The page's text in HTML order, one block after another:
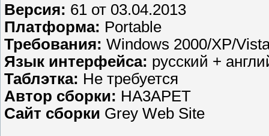
Версия: 61 от 03.04.2013
Платформа: Portable
Требования: Windows 2000/XP/
Язык интерфейса: русский +
Таблэтка: Не требуется
Автор сборки: HA3APET
Сайт сборки Grey Web Site